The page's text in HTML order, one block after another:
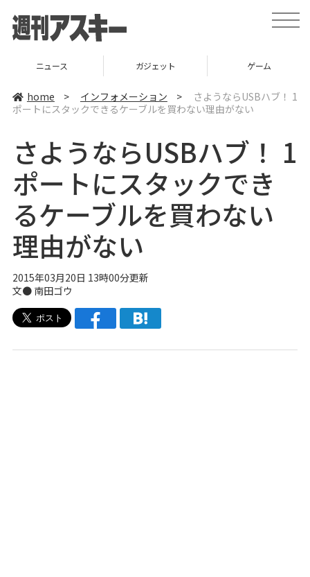
t
o
v
t
o
ニュース ガジェット ゲーム
home > インフォメーション >
さようならUSBハブ！ 1
ポートにスタックできるケーブルを買わない理由がない
さようならUSBハブ！ 1
ポートにスタックでき
るケーブルを買わない
理由がない
2015年03月20日 13時00分更新
文● 南田ゴウ